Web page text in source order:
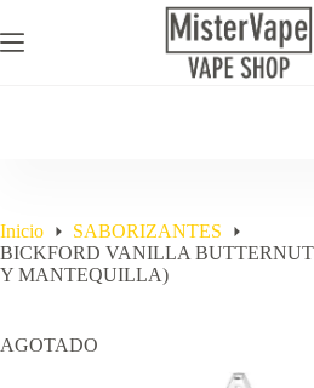
al
contenido
Inicio
SABORIZANTES
BICKFORD VANILLA
Y MANTEQUILLA)
AGOTADO